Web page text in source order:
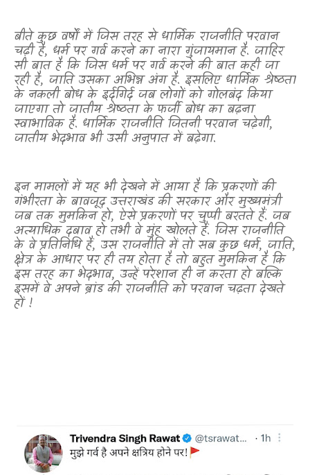
बीते कुछ वर्षों में जिस तरह से धार्मिक राजनीति परवान
चढ़ी है, धर्म पर गर्व करने का नारा गुंजायमान है. जाहिर
सी बात है कि जिस धर्म पर गर्व करने की बात कही जा
रही है, जाति उसका अभिन्न अंग है. इसलिए धार्मिक श्रेष्ठता
के नकली बोध के इर्दगिर्द जब लोगों को गोलबंद किया
जाएगा तो जातीय श्रेष्ठता के फर्जी बोध का बढ़ना
स्वाभाविक है. धार्मिक राजनीति जितनी परवान चढ़ेगी,
जातीय भेदभाव भी उसी अनुपात में बढ़ेगा.
इन मामलों में यह भी देखने में आया है कि प्रकरणों की
गंभीरता के बावजूद उत्तराखंड की सरकार और मुख्यमंत्री
जब तक मुमकिन हो, ऐसे प्रकरणों पर चुप्पी बरतते हैं. जब
अत्याधिक दबाव हो तभी वे मुंह खोलते हैं. जिस राजनीति
के वे प्रतिनिधि हैं, उस राजनीति में तो सब कुछ धर्म,जाति,
क्षेत्र के आधार पर ही तय होता है तो बहुत मुमकिन है कि
इस तरह का भेदभाव,उन्हें परेशान ही न करता हो बल्कि
इसमें वे अपने ब्रांड की राजनीति को परवान चढ़ता देखते
हों !